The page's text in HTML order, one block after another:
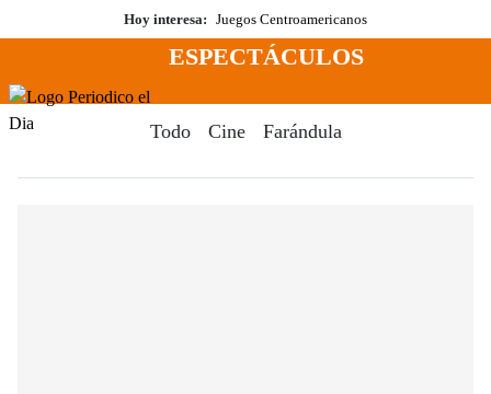
al
Hoy interesa: Juegos Centroamericanos
Menú
ESPECTÁCULOS
Todo Cine Farándula